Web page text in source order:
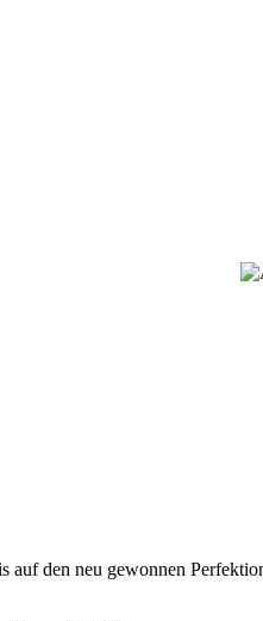
den neu gewonnen